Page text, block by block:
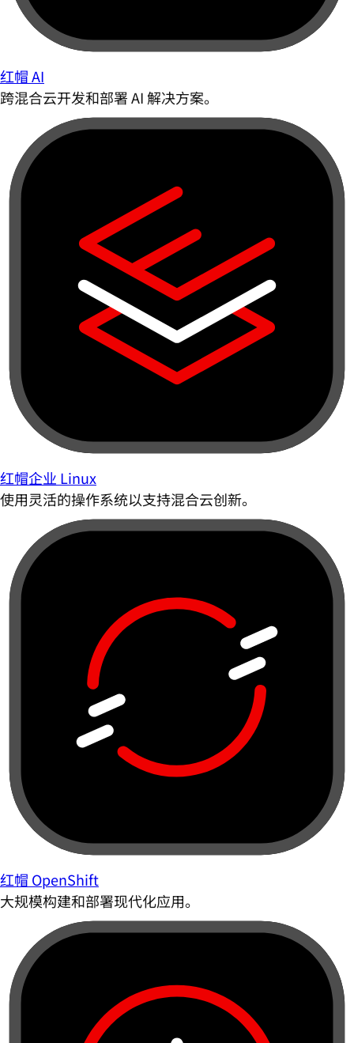
红帽 AI
跨混合云开发和部署 AI 解决方案。
红帽企业 Linux
使用灵活的操作系统以支持混合云创新。
红帽 OpenShift
大规模构建和部署现代化应用。